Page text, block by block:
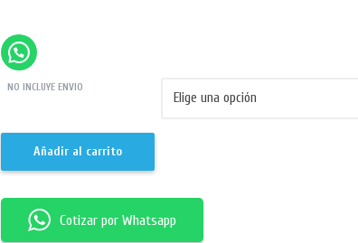
NO INCLUYE ENVIO
Añadir al carrito
Cotizar por Whatsapp